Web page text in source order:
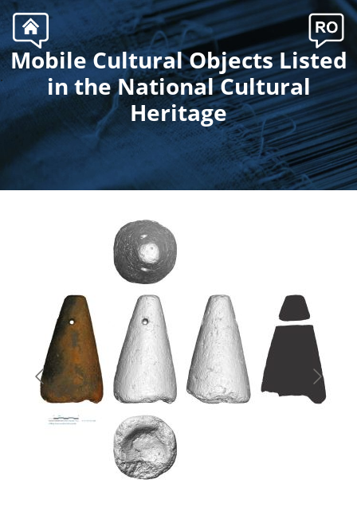
.
Mobile Cultural Objects Listed
in the National Cultural
Heritage